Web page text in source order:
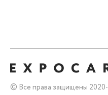
Все права защищены 2020-